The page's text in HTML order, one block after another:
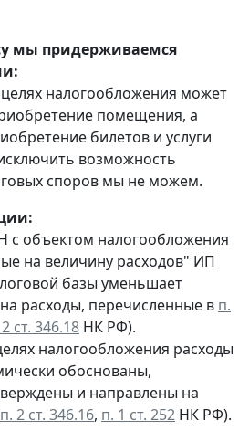
мы придерживаемся
налогообложения может
помещения, а
билетов и услуги
возможность
споров мы не можем.
с объектом налогообложения
на величину расходов" ИП
базы уменьшает
расходы, перечисленные в п.
ст. 346.18 НК РФ).
налогообложения расходы
обоснованы,
и направлены на
п. 2 ст. 346.16, п. 1 ст. 252 НК РФ).